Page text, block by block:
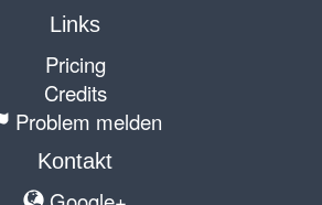
Links
Pricing
Credits
Problem melden
Kontakt